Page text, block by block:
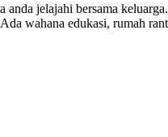
jelajahi bersama
wahana edukasi, rumah